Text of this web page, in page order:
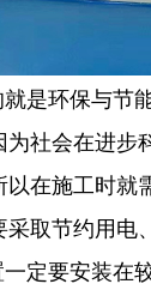
是环保与节
社会在进步
在施工时就
取节约用电
定要安装在